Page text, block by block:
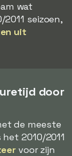
wat
seizoen,
uit
door
de meeste
2010/2011
voor zijn